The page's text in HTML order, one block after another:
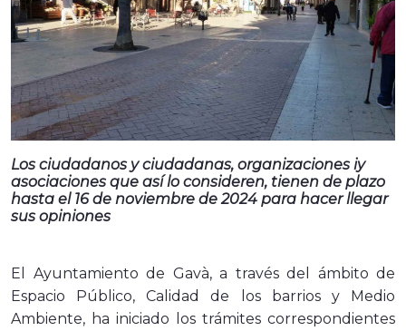
Los ciudadanos y ciudadanas, organizaciones iy
asociaciones que así lo consideren, tienen de plazo
hasta el 16 de noviembre de 2024 para hacer llegar
sus opiniones
El Ayuntamiento de Gavà, a través del ámbito de
Espacio Público, Calidad de los barrios y Medio
Ambiente, ha iniciado los trámites correspondientes